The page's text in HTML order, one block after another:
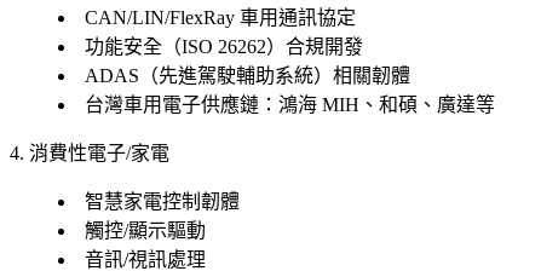
CAN/LIN/FlexRay 車用通訊協定
功能安全（ISO 26262）合規開發
ADAS（先進駕駛輔助系統）相關韌體
台灣車用電子供應鏈：鴻海 MIH、和碩、廣達等
4. 消費性電子/家電
智慧家電控制韌體
觸控/顯示驅動
音訊/視訊處理